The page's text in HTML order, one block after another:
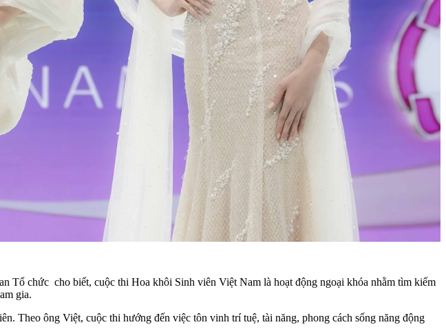
chức cho biết, cuộc thi Hoa khôi Sinh viên Việt Nam là hoạt động ngoại khóa nhằm tìm kiếm
gia.
Theo ông Việt, cuộc thi hướng đến việc tôn vinh trí tuệ, tài năng, phong cách sống năng động